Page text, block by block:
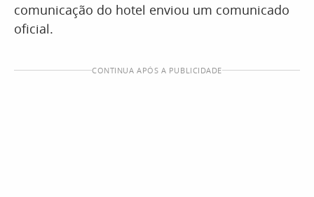
comunicação do hotel enviou um comunicado
oficial.
CONTINUA APÓS A PUBLICIDADE